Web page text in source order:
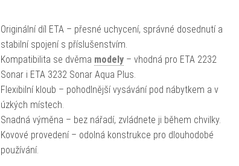
Originální díl ETA – přesné uchycení, správné dosednutí a
stabilní spojení s příslušenstvím.
Kompatibilita se dvěma modely– vhodná pro ETA 2232
Sonar i ETA 3232 Sonar Aqua Plus.
Flexibilní kloub – pohodlnější vysávání pod nábytkem a v
úzkých místech.
Snadná výměna – bez nářadí, zvládnete ji během chvilky.
Kovové provedení – odolná konstrukce pro dlouhodobé
používání.